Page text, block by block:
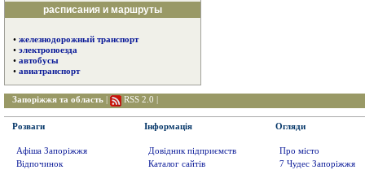
расписания и маршруты
• железнодорожный транспорт
• электропоезда
• автобусы
• авиатранспорт
Запоріжжя та область RSS 2.0
Розваги
Афіша Запоріжжя
Відпочинок
Інформація
Довідник підприємств
Каталог сайтів
Огляди
Про місто
7 Чудес Запоріжжя